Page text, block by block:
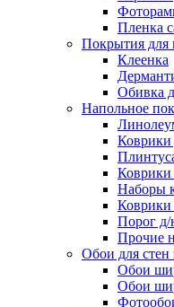
Пленка
Покрытия для
Клеенка
Обивка
Напольное
Коврики
Коврики
Наборы
Порог
Прочие
Обои для стен
Обои
Обои